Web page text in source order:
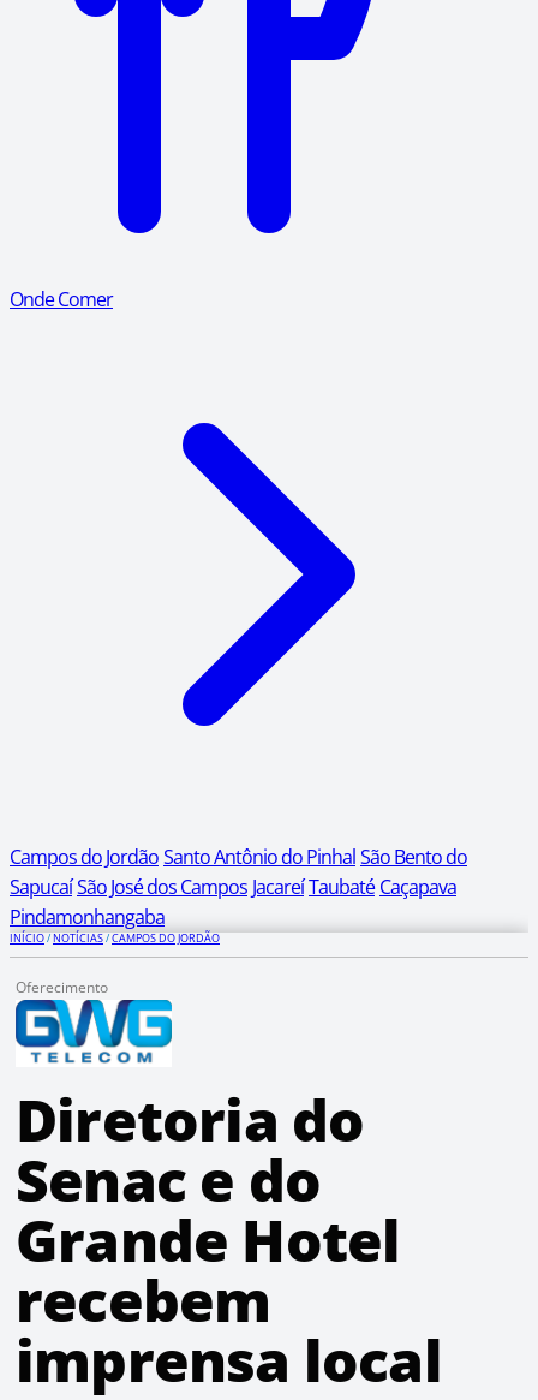
Onde Comer
Campos do JordãoSanto Antônio do PinhalSão Bento do
SapucaíSão José dos Campos JacareíTaubaté Caçapava
Pindamonhangaba
INÍCIO/NOTÍCIAS/CAMPOS DO JORDÃO
Oferecimento
Diretoria do
Senac e do
Grande Hotel
recebem
imprensa local